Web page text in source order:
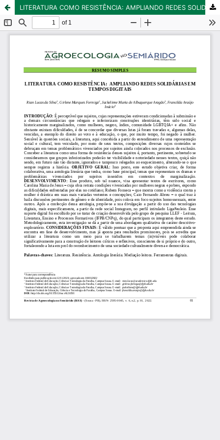
LITERATURA COMO RESISTÊNCIA: AMPLIANDO REDES SOLIDÁRIAS EM TEMPOS DIGITAIS